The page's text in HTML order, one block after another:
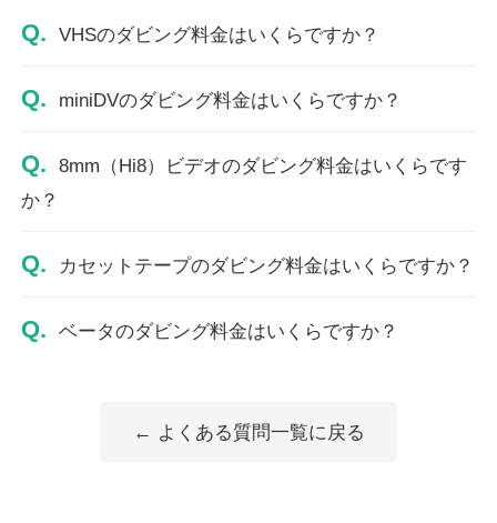
Q. VHSのダビング料金はいくらですか？
Q. miniDVのダビング料金はいくらですか？
Q.
8mm（Hi8）ビデオのダビング料金はいくらです
か？
Q. カセットテープのダビング料金はいくらですか？
Q. ベータのダビング料金はいくらですか？
← よくある質問一覧に戻る